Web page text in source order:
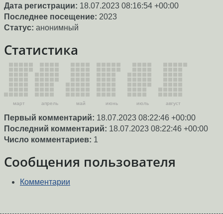
Дата регистрации: 18.07.2023 08:16:54 +00:00
Последнее посещение: 2023
Статус: анонимный
Статистика
март апрель май июнь июль август
Первый комментарий: 18.07.2023 08:22:46 +00:00
Последний комментарий: 18.07.2023 08:22:46 +00:00
Число комментариев: 1
Сообщения пользователя
Комментарии